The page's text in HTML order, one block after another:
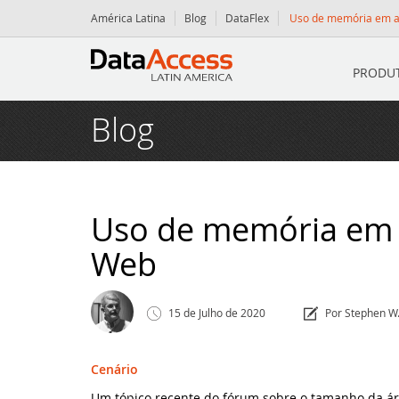
América Latina Blog DataFlex Uso de memória em
Blog
Uso de memória
Web
15 de Julhode 2020 Por Stephen
Cenário